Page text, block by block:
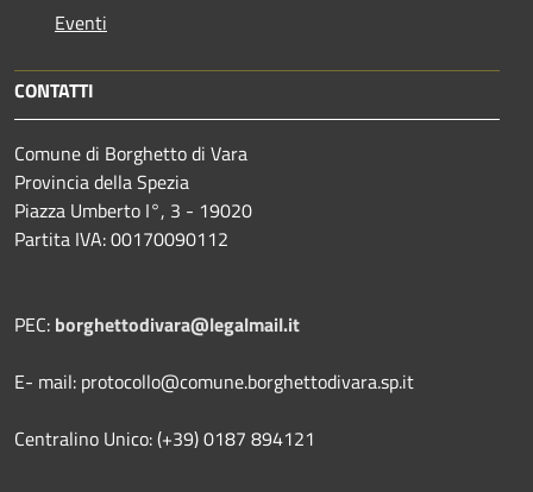
Eventi
CONTATTI
Comune di Borghetto di Vara
Provincia della Spezia
Piazza Umberto I°, 3 - 19020
Partita IVA: 00170090112
PEC: borghettodivara@legalmail.it
E- mail: protocollo@comune.borghettodivara.sp.it
Centralino Unico: (+39) 0187 894121